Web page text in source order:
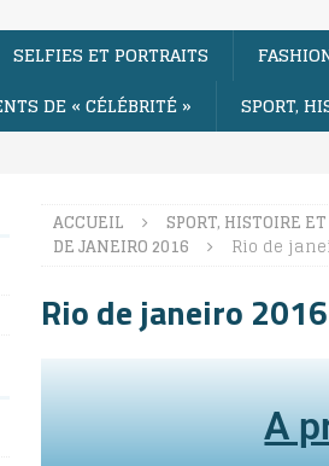
SELFIES ET PORTRAITS
DE « CÉLÉBRITÉ »
SPORT,
ACCUEIL SPORT, HISTOIRE
DE JANEIRO 2016
Rio de
Rio de janeiro
A